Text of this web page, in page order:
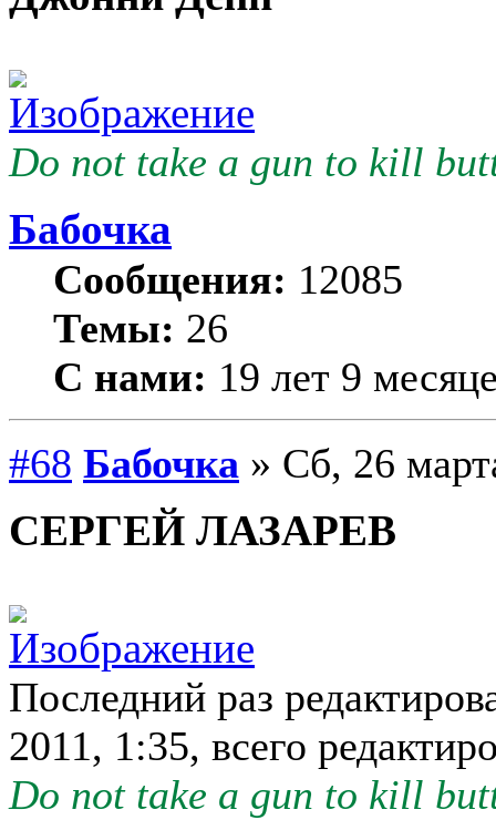
Do not take a gun to kill
Бабочка
Сообщения: 12085
Темы: 26
С нами: 19 лет 9
#68 Бабочка » Сб, 26
СЕРГЕЙ ЛАЗАРЕВ
Последний раз
2011, 1:35, всего
Do not take a gun to kill